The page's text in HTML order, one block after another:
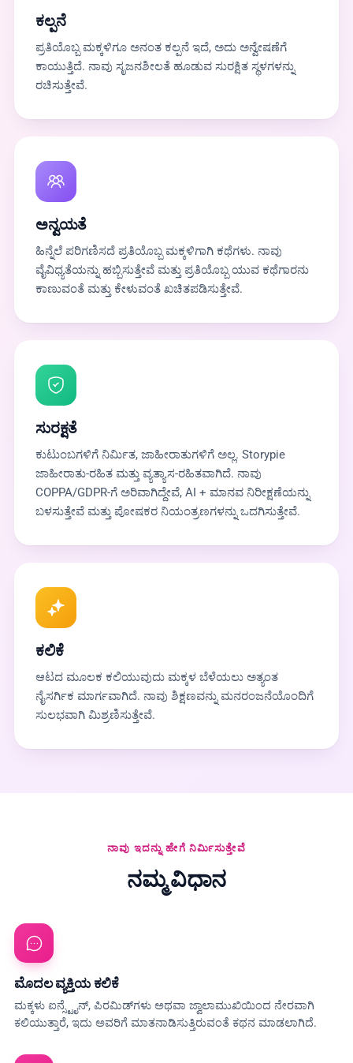
ಕಲ್ಪನೆ
ಪ್ರತಿಯೊಬ್ಬ ಮಕ್ಕಳಿಗೂ ಅನಂತ ಕಲ್ಪನೆ ಇದೆ, ಅದು ಅನ್ವೇಷಣೆಗೆ
ಕಾಯುತ್ತಿದೆ. ನಾವು ಸೃಜನಶೀಲತೆ ಹೂಡುವ ಸುರಕ್ಷಿತ ಸ್ಥಳಗಳನ್ನು
ರಚಿಸುತ್ತೇವೆ.
ಅನ್ವಯತೆ
ಹಿನ್ನೆಲೆ ಪರಿಗಣಿಸದೆ ಪ್ರತಿಯೊಬ್ಬ ಮಕ್ಕಳಿಗಾಗಿ ಕಥೆಗಳು. ನಾವು
ವೈವಿಧ್ಯತೆಯನ್ನು ಹಬ್ಬಿಸುತ್ತೇವೆ ಮತ್ತು ಪ್ರತಿಯೊಬ್ಬ ಯುವ ಕಥೆಗಾರನು
ಕಾಣುವಂತೆ ಮತ್ತು ಕೇಳುವಂತೆ ಖಚಿತಪಡಿಸುತ್ತೇವೆ.
ಸುರಕ್ಷತೆ
ಕುಟುಂಬಗಳಿಗೆ ನಿರ್ಮಿತ, ಜಾಹೀರಾತುಗಳಿಗೆ ಅಲ್ಲ. Storypie
ಜಾಹೀರಾತು-ರಹಿತ ಮತ್ತು ವ್ಯತ್ಯಾಸ-ರಹಿತವಾಗಿದೆ. ನಾವು
COPPA/GDPR-ಗೆ ಅರಿವಾಗಿದ್ದೇವೆ, AI + ಮಾನವ ನಿರೀಕ್ಷಣೆಯನ್ನು
ಬಳಸುತ್ತೇವೆ ಮತ್ತು ಪೋಷಕರ ನಿಯಂತ್ರಣಗಳನ್ನು ಒದಗಿಸುತ್ತೇವೆ.
ಕಲಿಕೆ
ಆಟದ ಮೂಲಕ ಕಲಿಯುವುದು ಮಕ್ಕಳ ಬೆಳೆಯಲು ಅತ್ಯಂತ
ನೈಸರ್ಗಿಕ ಮಾರ್ಗವಾಗಿದೆ. ನಾವು ಶಿಕ್ಷಣವನ್ನು ಮನರಂಜನೆಯೊಂದಿಗೆ
ಸುಲಭವಾಗಿ ಮಿಶ್ರಣಿಸುತ್ತೇವೆ.
ನಾವು ಇದನ್ನು ಹೇಗೆ ನಿರ್ಮಿಸುತ್ತೇವೆ
ನಮ್ಮ ವಿಧಾನ
ಮೊದಲ ವ್ಯಕ್ತಿಯ ಕಲಿಕೆ
ಮಕ್ಕಳು ಐನ್ಸ್ಟೈನ್, ಪಿರಮಿಡ್‌ಗಳು ಅಥವಾ ಜ್ವಾಲಾಮುಖಿಯಿಂದ ನೇರವಾಗಿ
ಕಲಿಯುತ್ತಾರೆ, ಇದು ಅವರಿಗೆ ಮಾತನಾಡಿಸುತ್ತಿರುವಂತೆ ಕಥನ ಮಾಡಲಾಗಿದೆ.